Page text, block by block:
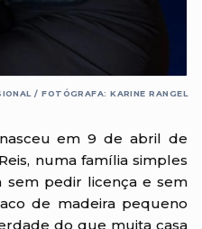
/ FOTÓGRAFA: KARINE RANGEL
em 9 de abril de
numa família simples
sem pedir licença e sem
de madeira pequeno
do que muita casa